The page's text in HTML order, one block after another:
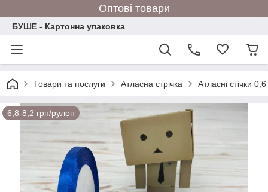
Оптові товари
БУШЕ - Картонна упаковка
Товари та послуги Атласна стрічка Атласні стічки
6,8-8,2 грн/рулон